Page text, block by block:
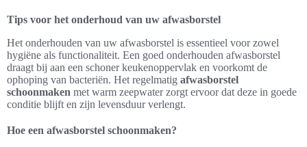
Tips voor het onderhoud van uw afwasborstel
Het onderhouden van uw afwasborstel is essentieel voor zowel
hygiëne als functionaliteit. Een goed onderhouden afwasborstel
draagt bij aan een schoner keukenoppervlak en voorkomt de
ophoping van bacteriën. Het regelmatig afwasborstel
schoonmaken met warm zeepwater zorgt ervoor dat deze in goede
conditie blijft en zijn levensduur verlengt.
Hoe een afwasborstel schoonmaken?